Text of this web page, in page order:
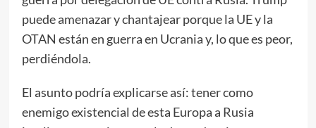
puede amenazar y chantajear porque la UE y la
OTAN están en guerra en Ucrania y, lo que es peor,
perdiéndola.
El asunto podría explicarse así: tener como
enemigo existencial de esta Europa a Rusia